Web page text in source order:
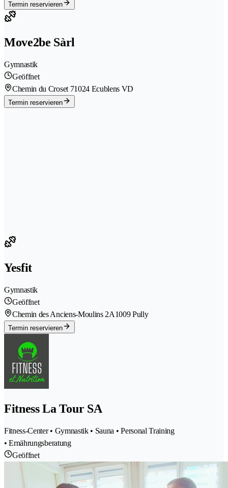
Termin reservieren
Move2be Sàrl
Gymnastik
Geöffnet
Chemin du Croset 71024 Ecublens VD
Termin reservieren
Yesfit
Gymnastik
Geöffnet
Chemin des Anciens-Moulins 2A1009 Pully
Termin reservieren
Fitness La Tour SA
Fitness-Center • Gymnastik • Sauna • Personal Training
• Ernährungsberatung
Geöffnet